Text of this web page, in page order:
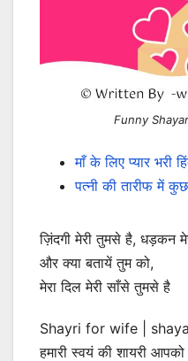
Funny
माँ के लिए प्यार भरी
पत्नी की तारीफ में
ज़िंदगी मेरी तुमसे है, धड़कन
और क्या बतायें तुम को,
मेरा दिल मेरी साँसे तुमसे है
Shayri for wife |
हमारी स्वयं की शायरी